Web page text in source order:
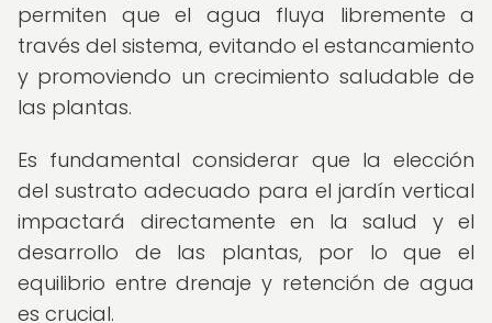
permiten que el agua fluya libremente a
través del sistema, evitando el estancamiento
y promoviendo un crecimiento saludable de
las plantas.
Es fundamental considerar que la elección
del sustrato adecuado para el jardín vertical
impactará directamente en la salud y el
desarrollo de las plantas, por lo que el
equilibrio entre drenaje y retención de agua
es crucial.